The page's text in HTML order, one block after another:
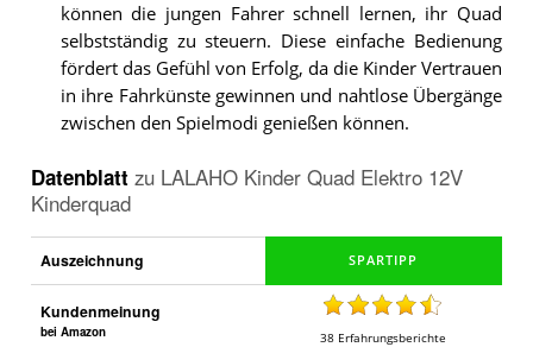
können die jungen Fahrer schnell lernen, ihr Quad
selbstständig zu steuern. Diese einfache Bedienung
fördert das Gefühl von Erfolg, da die Kinder Vertrauen
in ihre Fahrkünste gewinnen und nahtlose Übergänge
zwischen den Spielmodi genießen können.
Datenblatt zu LALAHO Kinder Quad Elektro 12V
Kinderquad
Auszeichnung
Kundenmeinung
bei Amazon 38 Erfahrungsberichte